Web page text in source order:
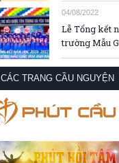
04/08/2022
Lễ Tổng kết
trường Mẫu
CÁC TRANG CẦU NGUYỆN